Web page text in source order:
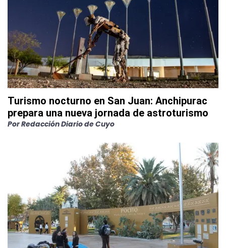
Turismo nocturno en San Juan: Anchipurac
prepara una nueva jornada de astroturismo
PorRedacción Diario de Cuyo